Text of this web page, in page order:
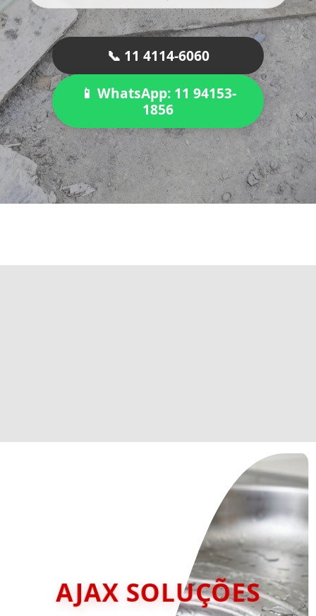
📞 11 4114-6060
📱 WhatsApp: 11 94153-
1856
AJAX SOLUÇÕES